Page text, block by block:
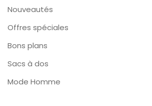
Nouveautés
Offres spéciales
Bons plans
Sacs à dos
Mode Homme